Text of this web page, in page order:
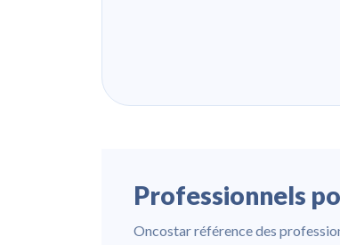
Professionnels
Oncostar référence des